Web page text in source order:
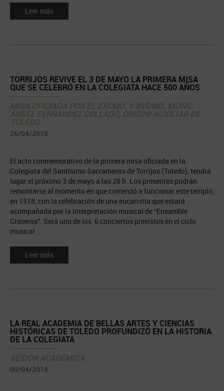
Leer más
TORRIJOS REVIVE EL 3 DE MAYO LA PRIMERA MISA
QUE SE CELEBRÓ EN LA COLEGIATA HACE 500 AÑOS
MISA OFICIADA POR EL EXCMO. Y RVDMO. MONS.
ÁNGEL FERNÁNDEZ COLLADO, OBISPO AUXILIAR DE
TOLEDO
26/04/2018
El acto conmemorativo de la primera misa oficiada en la
Colegiata del Santísimo Sacramento de Torrijos (Toledo), tendrá
lugar el próximo 3 de mayo a las 20 h. Los presentes podrán
remontarse al momento en que comenzó a funcionar este templo,
en 1518, con la celebración de una eucaristía que estará
acompañada por la interpretación musical de “Ensamble
Cisneros”. Será uno de los 6 conciertos previstos en el ciclo
musical ...
Leer más
LA REAL ACADEMIA DE BELLAS ARTES Y CIENCIAS
HISTÓRICAS DE TOLEDO PROFUNDIZÓ EN LA HISTORIA
DE LA COLEGIATA
SESIÓN ACADÉMICA
09/04/2018